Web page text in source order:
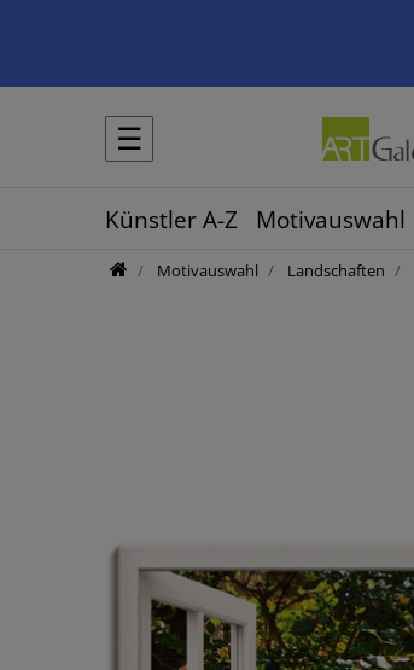
☰
Künstler A-Z Motivauswahl
Motivauswahl Landschaften